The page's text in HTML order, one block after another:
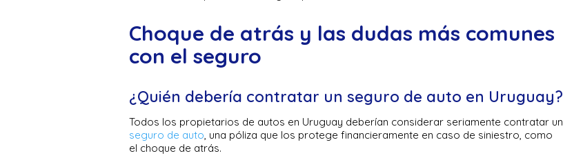
Choque de atrás y las dudas más comunes
con el seguro
¿Quién debería contratar un seguro de auto en Uruguay?
Todos los propietarios de autos en Uruguay deberían considerar seriamente contratar un
seguro de auto, una póliza que los protege financieramente en caso de siniestro, como
el choque de atrás.